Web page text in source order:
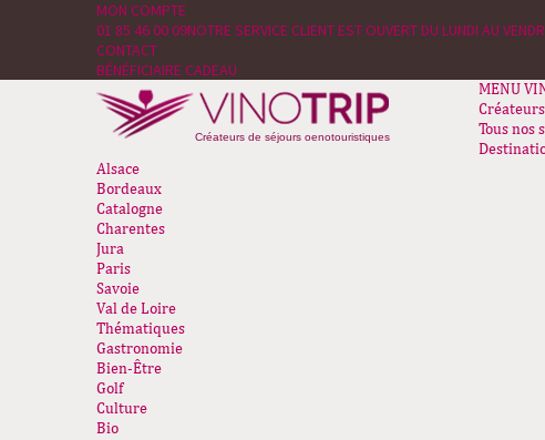
MON COMPTE
01 85 46 00 09NOTRE SERVICE CLIENT EST OUVERT DU LUNDI AU
CONTACT
BÉNÉFICIAIRE CADEAU
Créateurs de séjours oenotouristiques
MENU
Tous nos
Alsace
Bordeaux
Catalogne
Charentes
Jura
Paris
Savoie
Val de Loire
Thématiques
Gastronomie
Bien-Être
Golf
Culture
Bio